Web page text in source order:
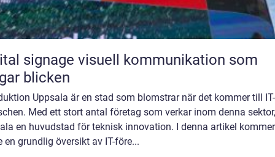
visuell kommunikation som
blicken
Uppsala är en stad som blomstrar när det kommer till IT-
Med ett stort antal företag som verkar inom denna
en huvudstad för teknisk innovation. I denna artikel
en grundlig översikt av IT-före...